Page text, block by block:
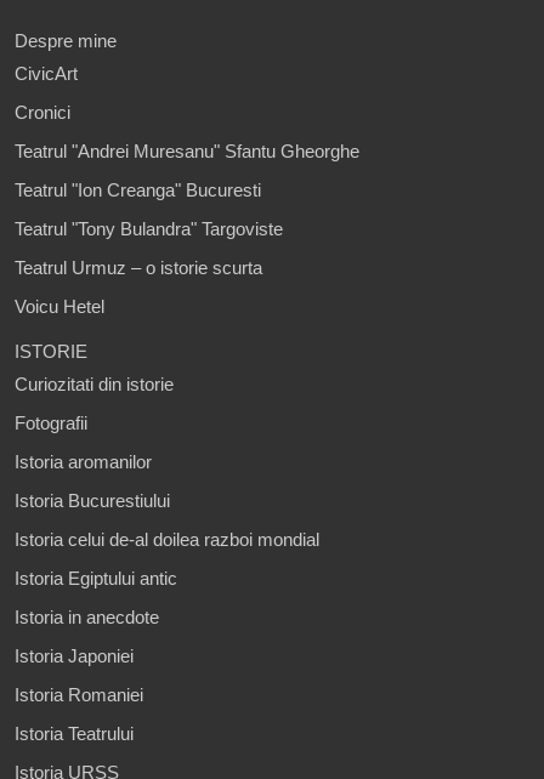
Despre mine
CivicArt
Cronici
Teatrul "Andrei Muresanu" Sfantu Gheorghe
Teatrul "Ion Creanga" Bucuresti
Teatrul "Tony Bulandra" Targoviste
Teatrul Urmuz – o istorie scurta
Voicu Hetel
ISTORIE
Curiozitati din istorie
Fotografii
Istoria aromanilor
Istoria Bucurestiului
Istoria celui de-al doilea razboi mondial
Istoria Egiptului antic
Istoria in anecdote
Istoria Japoniei
Istoria Romaniei
Istoria Teatrului
Istoria URSS